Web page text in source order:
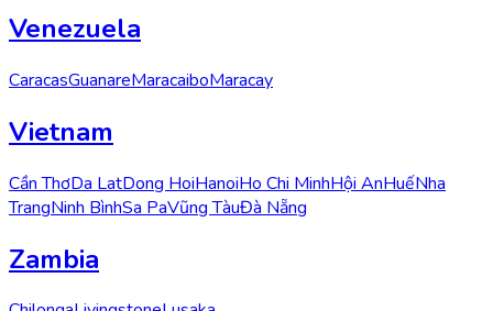
Venezuela
CaracasGuanareMaracaiboMaracay
Vietnam
Cần ThơDa LatDong HoiHanoiHo Chi MinhHội AnHuếNha
TrangNinh BìnhSa PaVũng TàuĐà Nẵng
Zambia